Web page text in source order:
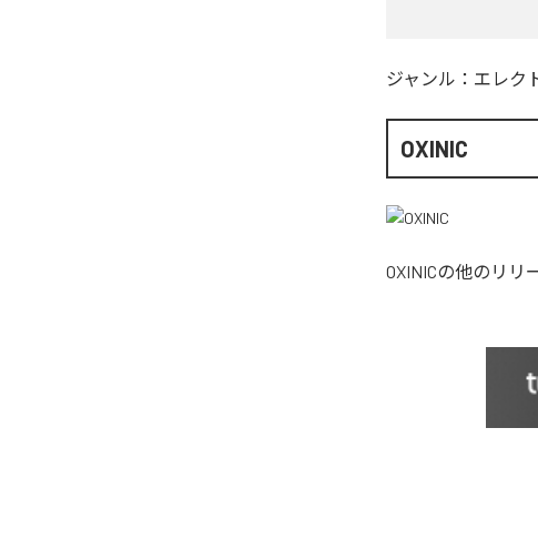
ジャンル： エレク
OXINIC
OXINICの他のリリ